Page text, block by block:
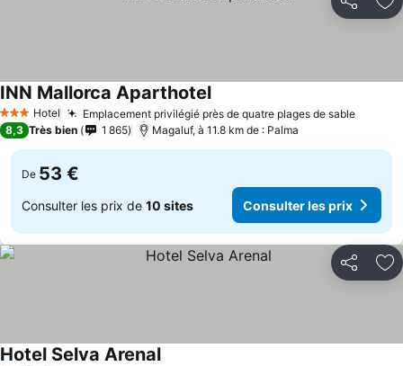
Partager
3 ÉtoilesHotel Emplacement privilégié près de quatre plages de sable
INN Mallorca Aparthotel
8,3 Très bien 1 865 Magaluf, à 11.8 km de : Palma
De 53 €
Consulter les prix de 10 sites Consulter les prix
Partager
Hotel Selva Arenal